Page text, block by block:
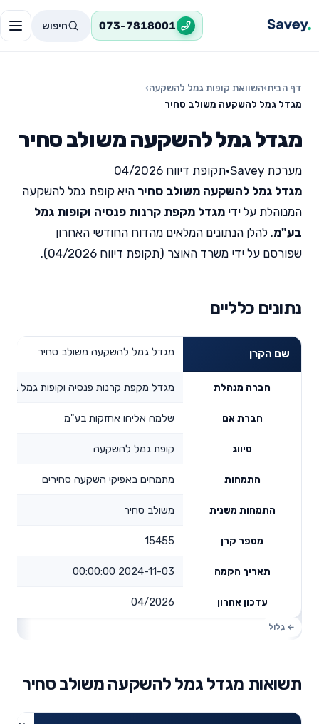
073-7818001 חיפוש
דף הבית›השוואת קופות גמל להשקעה›
מגדל גמל להשקעה משולב סחיר
מגדל גמל להשקעה משולב סחיר
מערכת Savey •תקופת דיווח 04/2026
מגדל גמל להשקעה משולב סחיר היא קופת גמל להשקעה
המנוהלת על ידי מגדל מקפת קרנות פנסיה וקופות גמל
בע"מ. להלן הנתונים המלאים מהדוח החודשי האחרון
שפורסם על ידי משרד האוצר (תקופת דיווח 04/2026).
נתונים כלליים
שם הקרן מגדל גמל להשקעה משולב סחיר
חברה מנהלת מגדל מקפת קרנות פנסיה וקופות גמל
חברת אם שלמה אליהו אחזקות בע"מ
סיווג קופת גמל להשקעה
התמחות מתמחים באפיקי השקעה סחירים
התמחות משנית משולב סחיר
מספר קרן 15455
תאריך הקמה 2024-11-03 00:00:00
עדכון אחרון 04/2026
תשואות מגדל גמל להשקעה משולב סחיר